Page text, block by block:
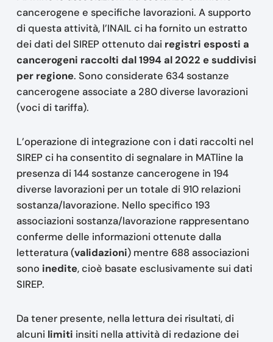
cancerogene e specifiche lavorazioni. A supporto
di questa attività, l’INAIL ci ha fornito un estratto
dei dati del SIREP ottenuto dai registri esposti a
cancerogeni raccolti dal 1994 al 2022 e suddivisi
per regione. Sono considerate 634 sostanze
cancerogene associate a 280 diverse lavorazioni
(voci di tariffa).
L’operazione di integrazione con i dati raccolti nel
SIREP ci ha consentito di segnalare in MATline la
presenza di 144 sostanze cancerogene in 194
diverse lavorazioni per un totale di 910 relazioni
sostanza/lavorazione. Nello specifico 193
associazioni sostanza/lavorazione rappresentano
conferme delle informazioni ottenute dalla
letteratura (validazioni) mentre 688 associazioni
sono inedite, cioè basate esclusivamente sui dati
SIREP.
Da tener presente, nella lettura dei risultati, di
alcuni limiti insiti nella attività di redazione dei